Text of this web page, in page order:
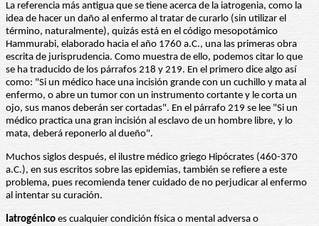
La referencia más antigua que se tiene acerca de la iatrogenia, como la
idea de hacer un daño al enfermo al tratar de curarlo (sin utilizar el
término, naturalmente), quizás está en el código mesopotámico
Hammurabi, elaborado hacia el año 1760 a.C., una las primeras obra
escrita de jurisprudencia. Como muestra de ello, podemos citar lo que
se ha traducido de los párrafos 218 y 219. En el primero dice algo así
como: "Si un médico hace una incisión grande con un cuchillo y mata al
enfermo, o abre un tumor con un instrumento cortante y le corta un
ojo, sus manos deberán ser cortadas". En el párrafo 219 se lee "Si un
médico practica una gran incisión al esclavo de un hombre libre, y lo
mata, deberá reponerlo al dueño".
Muchos siglos después, el ilustre médico griego Hipócrates (460-370
a.C.), en sus escritos sobre las epidemias, también se refiere a este
problema, pues recomienda tener cuidado de no perjudicar al enfermo
al intentar su curación.
Iatrogénico es cualquier condición física o mental adversa o